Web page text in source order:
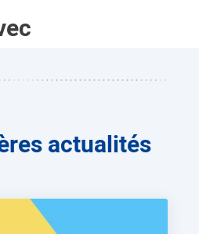
actualités